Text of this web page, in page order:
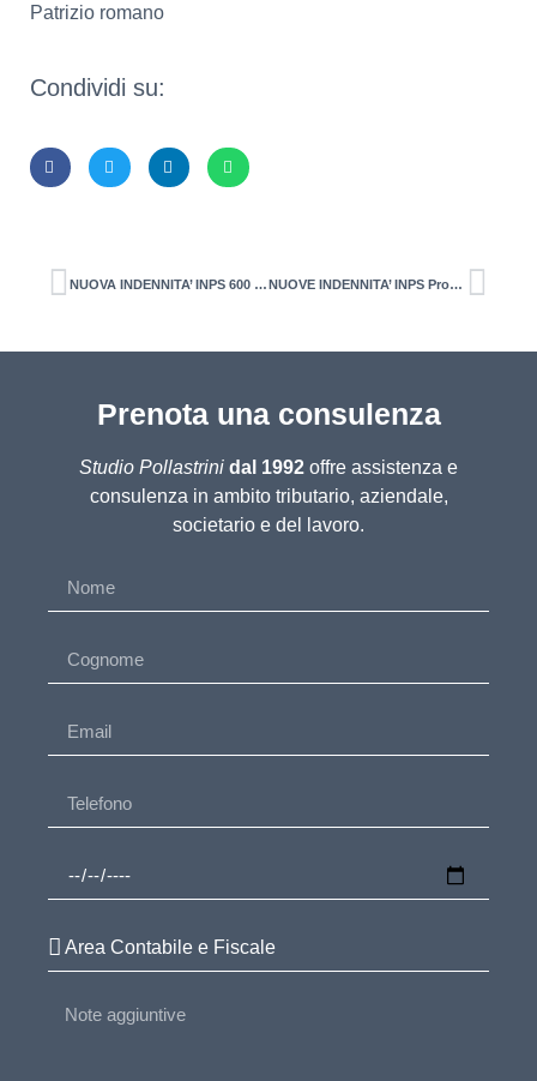
Patrizio romano
Condividi su:
NUOVA INDENNITA’ INPS 600 EURO Commercianti, artigiani, imprenditori agricoli NUOVE INDENNITA’ INPS Professionisti e imprenditori iscritti alla gestione separata INPS
Prenota una consulenza
Studio Pollastrini dal 1992 offre assistenza e
consulenza in ambito tributario, aziendale,
societario e del lavoro.